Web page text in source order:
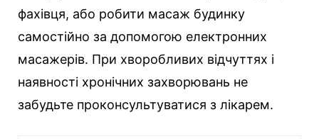
фахівця, або робити масаж будинку
самостійно за допомогою електронних
масажерів. При хворобливих відчуттях і
наявності хронічних захворювань не
забудьте проконсультуватися з лікарем.